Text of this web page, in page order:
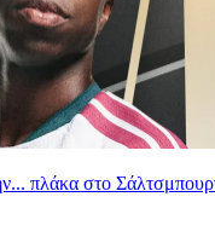
πλάκα στο